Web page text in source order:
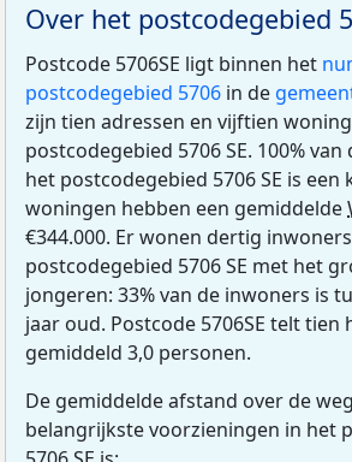
Over het postcodegebied
Postcode 5706SE ligt binnen het
postcodegebied 5706 in de
zijn tien adressen en vijftien
postcodegebied 5706 SE. 100%
het postcodegebied 5706 SE is
woningen hebben een gemiddelde
€344.000. Er wonen dertig
postcodegebied 5706 SE met het
jongeren: 33% van de inwoners is
jaar oud. Postcode 5706SE telt tien
gemiddeld 3,0 personen.
De gemiddelde afstand over de
belangrijkste voorzieningen in het